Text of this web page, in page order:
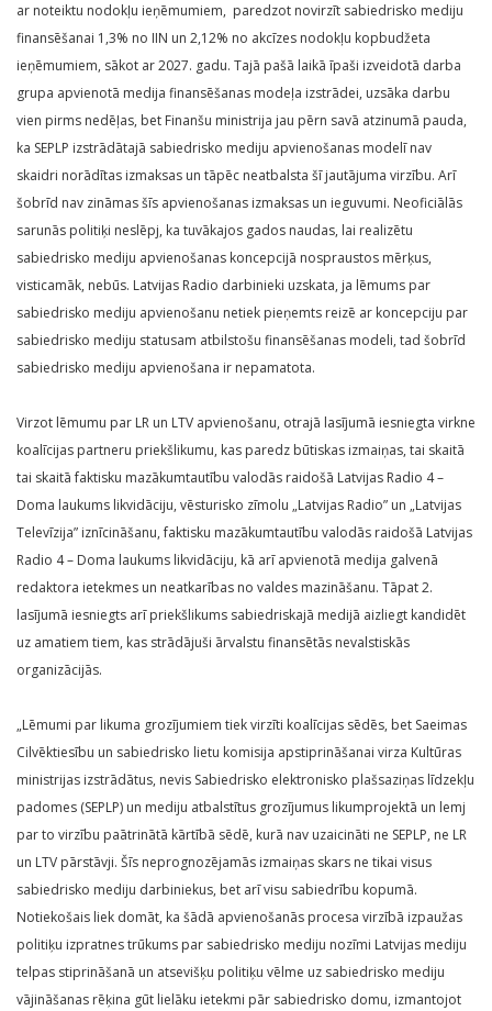
ar noteiktu nodokļu ieņēmumiem, paredzot novirzīt sabiedrisko mediju
finansēšanai 1,3% no IIN un 2,12% no akcīzes nodokļu kopbudžeta
ieņēmumiem, sākot ar 2027. gadu. Tajā pašā laikā īpaši izveidotā darba
grupa apvienotā medija finansēšanas modeļa izstrādei, uzsāka darbu
vien pirms nedēļas, bet Finanšu ministrija jau pērn savā atzinumā pauda,
ka SEPLP izstrādātajā sabiedrisko mediju apvienošanas modelī nav
skaidri norādītas izmaksas un tāpēc neatbalsta šī jautājuma virzību. Arī
šobrīd nav zināmas šīs apvienošanas izmaksas un ieguvumi. Neoficiālās
sarunās politiķi neslēpj, ka tuvākajos gados naudas, lai realizētu
sabiedrisko mediju apvienošanas koncepcijā nospraustos mērķus,
visticamāk, nebūs. Latvijas Radio darbinieki uzskata, ja lēmums par
sabiedrisko mediju apvienošanu netiek pieņemts reizē ar koncepciju par
sabiedrisko mediju statusam atbilstošu finansēšanas modeli, tad šobrīd
sabiedrisko mediju apvienošana ir nepamatota.
Virzot lēmumu par LR un LTV apvienošanu, otrajā lasījumā iesniegta virkne
koalīcijas partneru priekšlikumu, kas paredz būtiskas izmaiņas, tai skaitā
tai skaitā faktisku mazākumtautību valodās raidošā Latvijas Radio 4 –
Doma laukums likvidāciju, vēsturisko zīmolu „Latvijas Radio” un „Latvijas
Televīzija” iznīcināšanu, faktisku mazākumtautību valodās raidošā Latvijas
Radio 4 – Doma laukums likvidāciju, kā arī apvienotā medija galvenā
redaktora ietekmes un neatkarības no valdes mazināšanu. Tāpat 2.
lasījumā iesniegts arī priekšlikums sabiedriskajā medijā aizliegt kandidēt
uz amatiem tiem, kas strādājuši ārvalstu finansētās nevalstiskās
organizācijās.
„Lēmumi par likuma grozījumiem tiek virzīti koalīcijas sēdēs, bet Saeimas
Cilvēktiesību un sabiedrisko lietu komisija apstiprināšanai virza Kultūras
ministrijas izstrādātus, nevis Sabiedrisko elektronisko plašsaziņas līdzekļu
padomes (SEPLP) un mediju atbalstītus grozījumus likumprojektā un lemj
par to virzību paātrinātā kārtībā sēdē, kurā nav uzaicināti ne SEPLP, ne LR
un LTV pārstāvji. Šīs neprognozējamās izmaiņas skars ne tikai visus
sabiedrisko mediju darbiniekus, bet arī visu sabiedrību kopumā.
Notiekošais liek domāt, ka šādā apvienošanās procesa virzībā izpaužas
politiķu izpratnes trūkums par sabiedrisko mediju nozīmi Latvijas mediju
telpas stiprināšanā un atsevišķu politiķu vēlme uz sabiedrisko mediju
vājināšanas rēķina gūt lielāku ietekmi pār sabiedrisko domu, izmantojot